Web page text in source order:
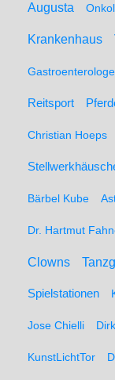
Augusta
Krankenhaus
Gastroenterologe
Reitsport
Christian Hoeps
Bärbel Kube
Dr. Hartmut
Clowns
Spielstationen
Jose Chielli
KunstLichtTor